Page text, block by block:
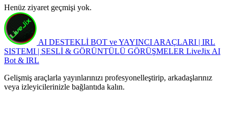
Henüz ziyaret geçmişi yok.
AI DESTEKLİ BOT ve YAYINCI ARAÇLARI | IRL
SISTEMI | SESLİ & GÖRÜNTÜLÜ GÖRÜŞMELER LiveJix AI
Bot & IRL
Gelişmiş araçlarla yayınlarınızı profesyonelleştirip, arkadaşlarınız
veya izleyicilerinizle bağlantıda kalın.